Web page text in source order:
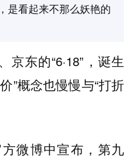
是看起来不那么妖艳的
京东的“6·18”，诞生
”概念也慢慢与“打折
微博中宣布，第九